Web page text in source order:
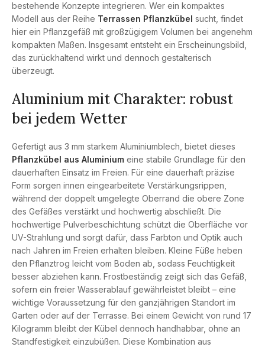
bestehende Konzepte integrieren. Wer ein kompaktes
Modell aus der Reihe Terrassen Pflanzkübel sucht, findet
hier ein Pflanzgefäß mit großzügigem Volumen bei angenehm
kompakten Maßen. Insgesamt entsteht ein Erscheinungsbild,
das zurückhaltend wirkt und dennoch gestalterisch
überzeugt.
Aluminium mit Charakter: robust
bei jedem Wetter
Gefertigt aus 3 mm starkem Aluminiumblech, bietet dieses
Pflanzkübel aus Aluminium eine stabile Grundlage für den
dauerhaften Einsatz im Freien. Für eine dauerhaft präzise
Form sorgen innen eingearbeitete Verstärkungsrippen,
während der doppelt umgelegte Oberrand die obere Zone
des Gefäßes verstärkt und hochwertig abschließt. Die
hochwertige Pulverbeschichtung schützt die Oberfläche vor
UV-Strahlung und sorgt dafür, dass Farbton und Optik auch
nach Jahren im Freien erhalten bleiben. Kleine Füße heben
den Pflanztrog leicht vom Boden ab, sodass Feuchtigkeit
besser abziehen kann. Frostbeständig zeigt sich das Gefäß,
sofern ein freier Wasserablauf gewährleistet bleibt – eine
wichtige Voraussetzung für den ganzjährigen Standort im
Garten oder auf der Terrasse. Bei einem Gewicht von rund 17
Kilogramm bleibt der Kübel dennoch handhabbar, ohne an
Standfestigkeit einzubüßen. Diese Kombination aus